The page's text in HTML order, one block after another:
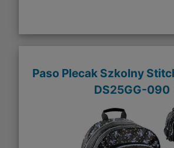
Paso Plecak Szkolny
DS25GG-090